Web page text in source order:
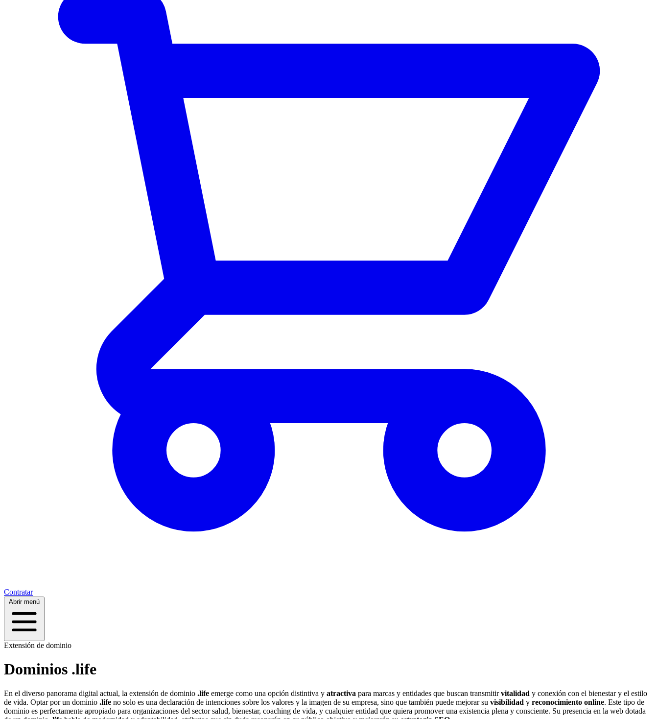
Contratar
Abrir menú
Extensión de dominio
Dominios .life
En el diverso panorama digital actual, la extensión de dominio .life emerge como una opción distintiva y atractiva para marcas y entidades que buscan transmitirvitalidad y conexión con el bienestar y el estilo
de vida. Optar por un dominio .life no solo es una declaración de intenciones sobre los valores y la imagen de su empresa, sino que también puede mejorar su visibilidad y reconocimiento online. Este tipo de
dominio es perfectamente apropiado para organizaciones del sector salud, bienestar, coaching de vida, y cualquier entidad que quiera promover una existencia plena y consciente. Su presencia en la web dotada